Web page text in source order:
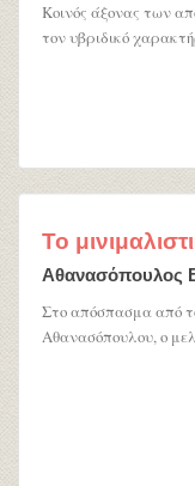
Κοινός άξονας των
τον υβριδικό
Το
Αθανασόπουλος
Στο απόσπασμα από
Αθανασόπουλου, ο